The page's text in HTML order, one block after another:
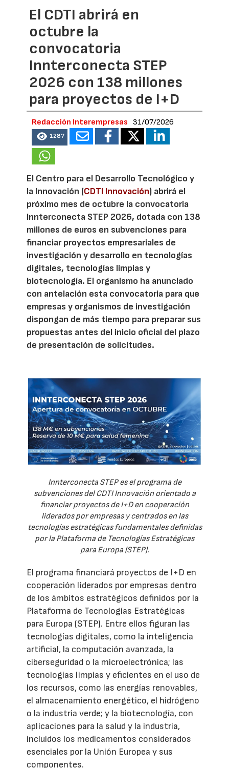
El CDTI abrirá en
octubre la
convocatoria
Innterconecta STEP
2026 con 138 millones
para proyectos de I+D
Redacción Interempresas 31/07/2026
1287
El Centro para el Desarrollo Tecnológico y
la Innovación (CDTI Innovación) abrirá el
próximo mes de octubre la convocatoria
Innterconecta STEP 2026, dotada con 138
millones de euros en subvenciones para
financiar proyectos empresariales de
investigación y desarrollo en tecnologías
digitales, tecnologías limpias y
biotecnología. El organismo ha anunciado
con antelación esta convocatoria para que
empresas y organismos de investigación
dispongan de más tiempo para preparar sus
propuestas antes del inicio oficial del plazo
de presentación de solicitudes.
Innterconecta STEP es el programa de
subvenciones del CDTI Innovación orientado a
financiar proyectos de I+D en cooperación
liderados por empresas y centrados en las
tecnologías estratégicas fundamentales definidas
por la Plataforma de Tecnologías Estratégicas
para Europa (STEP).
El programa financiará proyectos de I+D en
cooperación liderados por empresas dentro
de los ámbitos estratégicos definidos por la
Plataforma de Tecnologías Estratégicas
para Europa (STEP). Entre ellos figuran las
tecnologías digitales, como la inteligencia
artificial, la computación avanzada, la
ciberseguridad o la microelectrónica; las
tecnologías limpias y eficientes en el uso de
los recursos, como las energías renovables,
el almacenamiento energético, el hidrógeno
o la industria verde; y la biotecnología, con
aplicaciones para la salud y la industria,
incluidos los medicamentos considerados
esenciales por la Unión Europea y sus
componentes.